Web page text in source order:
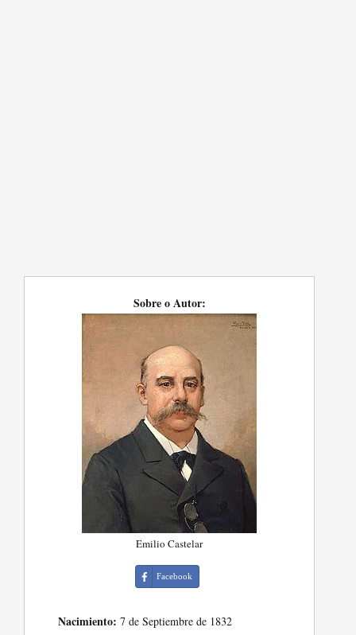
Sobre o Autor:
Emilio Castelar
Facebook
Nacimiento: 7 de Septiembre de 1832